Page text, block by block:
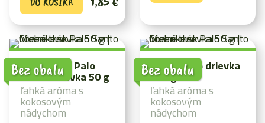
Green tree Palo
Santo drievka 50 g
ľahká aróma s
kokosovým
nádychom
Bez obalu Palo Santo drievka
500 g
ľahká aróma s
kokosovým
nádychom
Bez obalu